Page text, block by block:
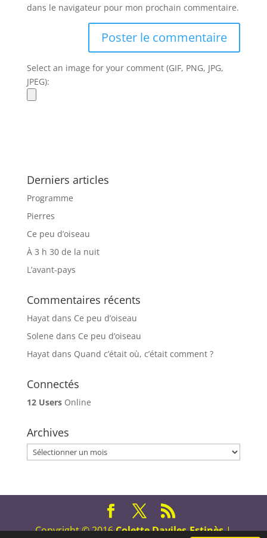
dans le navigateur pour mon prochain commentaire.
Select an image for your comment (GIF, PNG, JPG,
JPEG):
Derniers articles
Programme
Pierres
Ce peu d’oiseau
À 3 h 30 de la nuit
L’avant-pays
Commentaires récents
Hayatdans Ce peu d’oiseau
Solene dans Ce peu d’oiseau
Hayatdans Quand c’était où, c’était comment ?
Connectés
12 UsersOnline
Archives
Archives
Copyright © 2016Colette Daviles-Estinès|